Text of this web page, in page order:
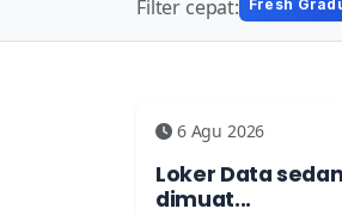
Filter cepat: Fresh
6 Agu 2026
Loker Data
dimuat...